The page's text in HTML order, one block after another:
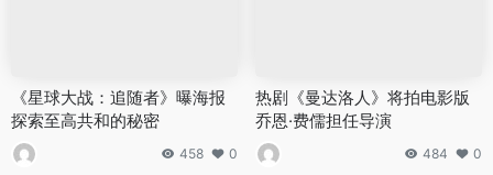
《星球大战：追随者》曝海报
探索至高共和的秘密
458 0
热剧《曼达洛人》将拍电影版
乔恩·费儒担任导演
484 0